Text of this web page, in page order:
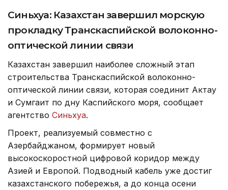
Синьхуа: Казахстан завершил морскую
прокладку Транскаспийской волоконно-
оптической линии связи
Казахстан завершил наиболее сложный этап
строительства Транскаспийской волоконно-
оптической линии связи, которая соединит Актау
и Сумгаит по дну Каспийского моря, сообщает
агентство Синьхуа.
Проект, реализуемый совместно с
Азербайджаном, формирует новый
высокоскоростной цифровой коридор между
Азией и Европой. Подводный кабель уже достиг
казахстанского побережья, а до конца осени